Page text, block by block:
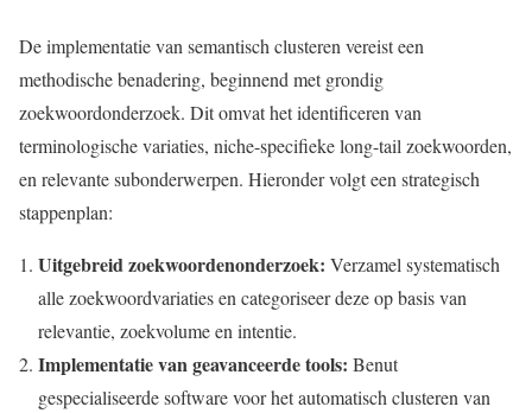
De implementatie van semantisch clusteren vereist een
methodische benadering, beginnend met grondig
zoekwoordonderzoek. Dit omvat het identificeren van
terminologische variaties, niche-specifieke long-tail zoekwoorden,
en relevante subonderwerpen. Hieronder volgt een strategisch
stappenplan:
Uitgebreid zoekwoordenonderzoek: Verzamel systematisch
alle zoekwoordvariaties en categoriseer deze op basis van
relevantie, zoekvolume en intentie.
Implementatie van geavanceerde tools: Benut
gespecialiseerde software voor het automatisch clusteren van